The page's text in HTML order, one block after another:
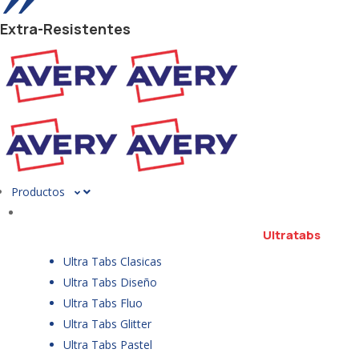
Extra-Resistentes
Productos
Ultratabs
Ultra Tabs Clasicas
Ultra Tabs Diseño
Ultra Tabs Fluo
Ultra Tabs Glitter
Ultra Tabs Pastel